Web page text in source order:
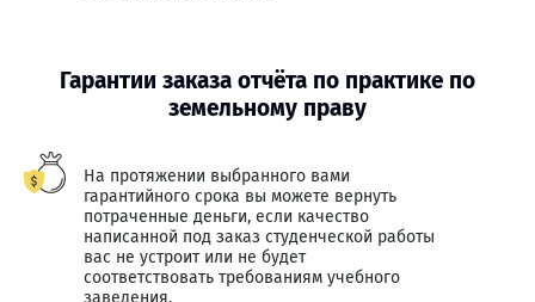
Гарантии заказа отчёта по практике по
земельному праву
На протяжении выбранного вами
гарантийного срока вы можете вернуть
потраченные деньги, если качество
написанной под заказ студенческой работы
вас не устроит или не будет
соответствовать требованиям учебного
заведения.